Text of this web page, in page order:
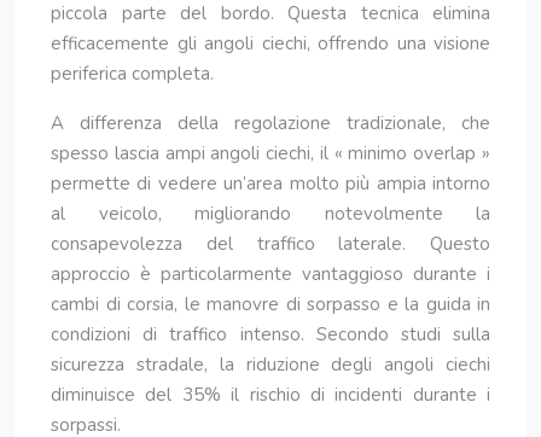
piccola parte del bordo. Questa tecnica elimina
efficacemente gli angoli ciechi, offrendo una visione
periferica completa.
A differenza della regolazione tradizionale, che
spesso lascia ampi angoli ciechi, il « minimo overlap »
permette di vedere un’area molto più ampia intorno
al veicolo, migliorando notevolmente la
consapevolezza del traffico laterale. Questo
approccio è particolarmente vantaggioso durante i
cambi di corsia, le manovre di sorpasso e la guida in
condizioni di traffico intenso. Secondo studi sulla
sicurezza stradale, la riduzione degli angoli ciechi
diminuisce del 35% il rischio di incidenti durante i
sorpassi.